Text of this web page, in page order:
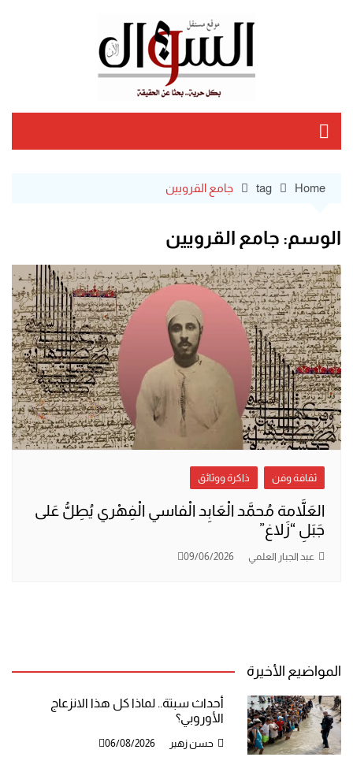
Home
tag جامع القرويين
الوسم: جامع القرويين
ثقافة وفن ذاكرة ووثائق
العَلاَّمة مُحمَّد الْعَابِد الْفاسي الْفِهْري يُطِلُّ عَلى
جَبَلِ “زَلاغ”
عبد الجبار العلمي 09/06/2026
المواضيع الأخيرة
أحداث سبتة.. لماذا كل هذا الانزعاج
الأوروبي؟
حسن زهير 06/08/2026